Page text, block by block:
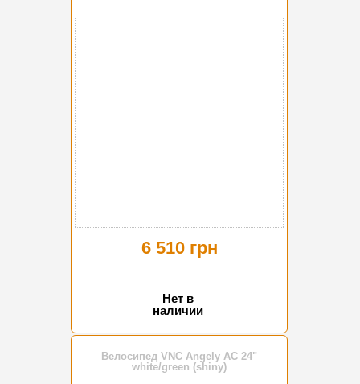
6 510 грн
Нет в
наличии
Велосипед VNC Angely AC 24"
white/green (shiny)